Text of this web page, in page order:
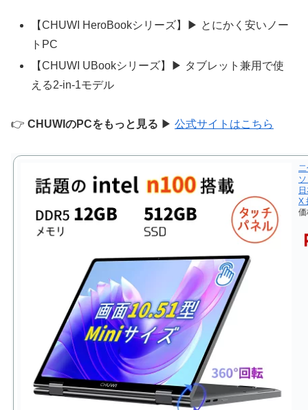
【CHUWI HeroBookシリーズ】▶ とにかく安いノー
トPC
【CHUWI UBookシリーズ】▶ タブレット兼用で使
える2-in-1モデル
👉 CHUWIのPCをもっと見る ▶ 公式サイトはこちら
X